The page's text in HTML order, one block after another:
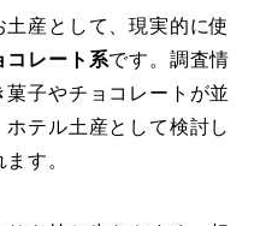
産として、現実的に使
コレート系です。調査情
子やチョコレートが並
テル土産として検討し
す。